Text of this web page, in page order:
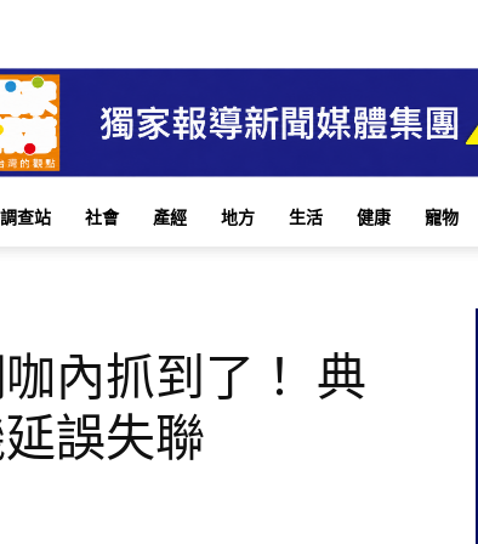
調查站 社會 產經 地方 生活 健康 寵物
內抓到了！ 典
誤失聯